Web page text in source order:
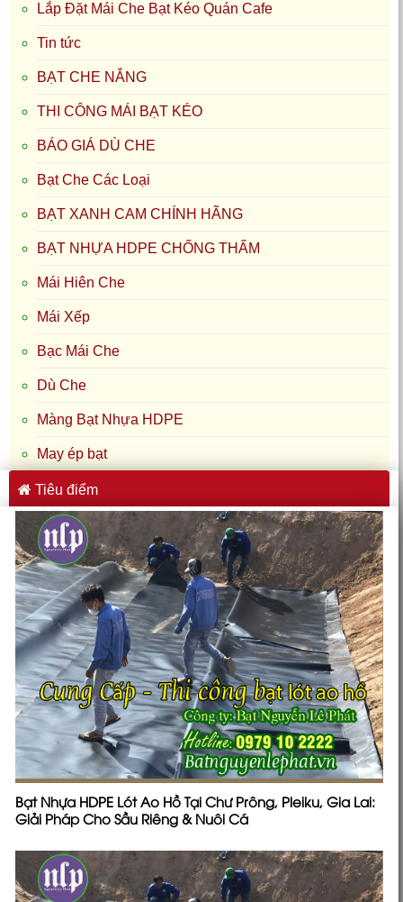
Lắp Đặt Mái Che Bạt Kéo Quán Cafe
Tin tức
BẠT CHE NẮNG
THI CÔNG MÁI BẠT KÉO
BÁO GIÁ DÙ CHE
Bạt Che Các Loại
BẠT XANH CAM CHÍNH HÃNG
BẠT NHỰA HDPE CHỐNG THẤM
Mái Hiên Che
Mái Xếp
Bạc Mái Che
Dù Che
Màng Bạt Nhựa HDPE
May ép bạt
Tiêu điểm
Bạt Nhựa HDPE Lót Ao Hồ Tại Chư Prông, Pleiku, Gia Lai:
Giải Pháp Cho Sầu Riêng & Nuôi Cá